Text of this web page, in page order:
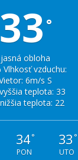
33 °
jasná obloha
Vlhkosť vzduchu:
6m/s S
teplota: 33
teplota: 22
34°
PON
33 °
UTO